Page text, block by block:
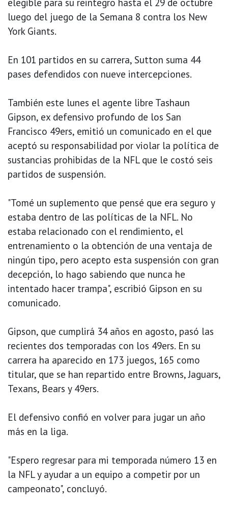
luego del juego de la Semana 8 contra los New
York Giants.
En 101 partidos en su carrera, Sutton suma 44
pases defendidos con nueve intercepciones.
También este lunes el agente libre Tashaun
Gipson, ex defensivo profundo de los San
Francisco 49ers, emitió un comunicado en el que
aceptó su responsabilidad por violar la política de
sustancias prohibidas de la NFL que le costó seis
partidos de suspensión.
"Tomé un suplemento que pensé que era seguro y
estaba dentro de las políticas de la NFL. No
estaba relacionado con el rendimiento, el
entrenamiento o la obtención de una ventaja de
ningún tipo, pero acepto esta suspensión con gran
decepción, lo hago sabiendo que nunca he
intentado hacer trampa", escribió Gipson en su
comunicado.
Gipson, que cumplirá 34 años en agosto, pasó las
recientes dos temporadas con los 49ers. En su
carrera ha aparecido en 173 juegos, 165 como
titular, que se han repartido entre Browns, Jaguars,
Texans, Bears y 49ers.
El defensivo confió en volver para jugar un año
más en la liga.
"Espero regresar para mi temporada número 13 en
la NFL y ayudar a un equipo a competir por un
campeonato", concluyó.